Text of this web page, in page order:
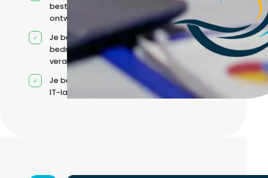
bestaande
ontwikkelteam
Je behoudt jouw
bedrijfs- en IT-
verantwoordelijkheden
Je beheert jouw eigen
IT-landschap